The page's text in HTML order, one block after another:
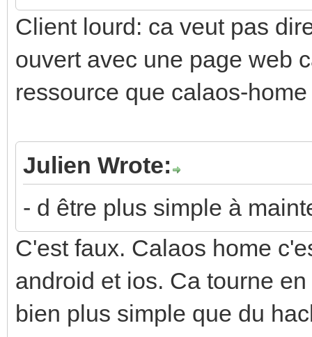
Client lourd: ca veut pas
ouvert avec une page web
ressource que calaos-
Julien Wrote:
- d être plus simple à
C'est faux. Calaos home
android et ios. Ca tourne
bien plus simple que du